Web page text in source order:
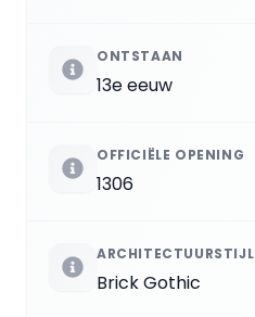
ONTSTAAN
13e eeuw
OFFICIËLE OPENING
1306
ARCHITECTUURSTIJL
Brick Gothic